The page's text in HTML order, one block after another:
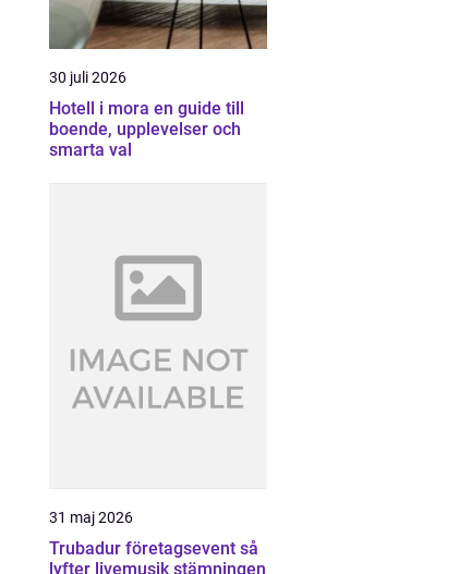
30 juli 2026
Hotell i mora en guide till
boende, upplevelser och
smarta val
31 maj 2026
Trubadur företagsevent så
lyfter livemusik stämningen